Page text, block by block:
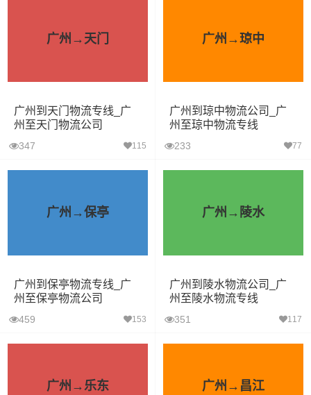
广州→天门
广州到天门物流专线_广
州至天门物流公司
347 115
广州→琼中
广州到琼中物流公司_广
州至琼中物流专线
233 77
广州→保亭
广州到保亭物流专线_广
州至保亭物流公司
459 153
广州→陵水
广州到陵水物流公司_广
州至陵水物流专线
351 117
广州→乐东 广州→昌江